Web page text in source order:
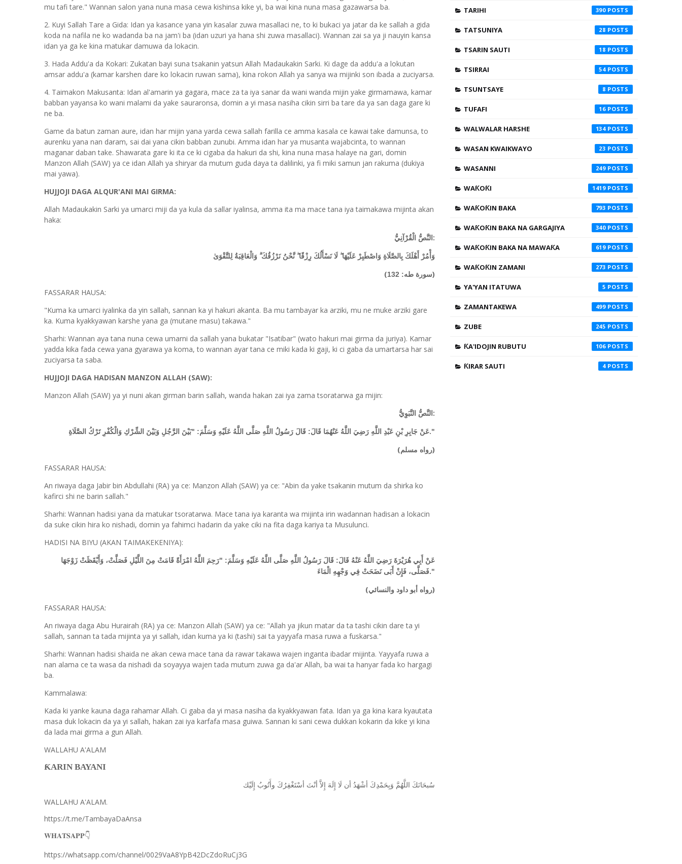
mu tafi tare." Wannan salon yana nuna masa cewa kishinsa kike yi, ba wai kina nuna masa gazawarsa ba.
2. Kuyi Sallah Tare a Gida: Idan ya kasance yana yin kasalar zuwa masallaci ne, to ki bukaci ya jatar da ke sallah a gida
koda na nafila ne ko wadanda ba na jam'i ba (idan uzuri ya hana shi zuwa masallaci). Wannan zai sa ya ji nauyin kansa
idan ya ga ke kina matukar damuwa da lokacin.
3. Hada Addu'a da Kokari: Zukatan bayi suna tsakanin yatsun Allah Madaukakin Sarki. Ki dage da addu'a a lokutan
amsar addu'a (kamar karshen dare ko lokacin ruwan sama), kina rokon Allah ya sanya wa mijinki son ibada a zuciyarsa.
4. Taimakon Makusanta: Idan al'amarin ya gagara, mace za ta iya sanar da wani wanda mijin yake girmamawa, kamar
babban yayansa ko wani malami da yake sauraronsa, domin a yi masa nasiha cikin sirri ba tare da ya san daga gare ki
ne ba.
Game da batun zaman aure, idan har mijin yana yarda cewa sallah farilla ce amma kasala ce kawai take damunsa, to
aurenku yana nan daram, sai dai yana cikin babban zunubi. Amma idan har ya musanta wajabcinta, to wannan
maganar daban take. Shawarata gare ki ita ce ki cigaba da hakuri da shi, kina nuna masa halaye na gari, domin
Manzon Allah (SAW) ya ce idan Allah ya shiryar da mutum guda daya ta dalilinki, ya fi miki samun jan rakuma (dukiya
mai yawa).
HUJJOJI DAGA ALQUR'ANI MAI GIRMA:
Allah Madaukakin Sarki ya umarci miji da ya kula da sallar iyalinsa, amma ita ma mace tana iya taimakawa mijinta akan
haka:
النَّصُّ الْقُرْآنِيُّ :
وَأْمُرْ أَهْلَكَ بِالصَّلَاةِ وَاصْطَبِرْ عَلَيْهَا ۖ لَا نَسْأَلُكَ رِزْقًا ۖ نَّحْنُ نَرْزُقُكَ ۗ وَالْعَاقِبَةُ لِلتَّقْوَىٰ
( سورة طه: 132)
FASSARAR HAUSA:
"Kuma ka umarci iyalinka da yin sallah, sannan ka yi hakuri akanta. Ba mu tambayar ka arziki, mu ne muke arziki gare
ka. Kuma kyakkyawan karshe yana ga (mutane masu) takawa."
Sharhi: Wannan aya tana nuna cewa umarni da sallah yana bukatar "Isatibar" (wato hakuri mai girma da juriya). Kamar
yadda kika fada cewa yana gyarawa ya koma, to wannan ayar tana ce miki kada ki gaji, ki ci gaba da umartarsa har sai
zuciyarsa ta saba.
HUJJOJI DAGA HADISAN MANZON ALLAH (SAW):
Manzon Allah (SAW) ya yi nuni akan girman barin sallah, wanda hakan zai iya zama tsoratarwa ga mijin:
النَّصُّ النَّبَوِيُّ :
عَنْ جَابِرِ بْنِ عَبْدِ اللَّهِ رَضِيَ اللَّهُ عَنْهُمَا قَالَ: قَالَ رَسُولُ اللَّهِ صَلَّى اللَّهُ عَلَيْهِ وَسَلَّمَ: "بَيْنَ الرَّجُلِ وَبَيْنَ الشِّرْكِ وَالْكُفْرِ تَرْكُ الصَّلَاةِ."
(رواه مسلم)
FASSARAR HAUSA:
An riwaya daga Jabir bin Abdullahi (RA) ya ce: Manzon Allah (SAW) ya ce: "Abin da yake tsakanin mutum da shirka ko
kafirci shi ne barin sallah."
Sharhi: Wannan hadisi yana da matukar tsoratarwa. Mace tana iya karanta wa mijinta irin wadannan hadisan a lokacin
da suke cikin hira ko nishadi, domin ya fahimci hadarin da yake ciki na fita daga kariya ta Musulunci.
HADISI NA BIYU (AKAN TAIMAKEKENIYA):
عَنْ أَبِي هُرَيْرَةَ رَضِيَ اللَّهُ عَنْهُ قَالَ: قَالَ رَسُولُ اللَّهِ صَلَّى اللَّهُ عَلَيْهِ وَسَلَّمَ: "رَحِمَ اللَّهُ امْرَأَةً قَامَتْ مِنَ اللَّيْلِ فَصَلَّتْ، وَأَيْقَظَتْ زَوْجَهَا
فَصَلَّى، فَإِنْ أَبَى نَضَحَتْ فِي وَجْهِهِ الْمَاءَ."
(رواه أبو داود والنسائي)
FASSARAR HAUSA:
An riwaya daga Abu Hurairah (RA) ya ce: Manzon Allah (SAW) ya ce: "Allah ya jikun matar da ta tashi cikin dare ta yi
sallah, sannan ta tada mijinta ya yi sallah, idan kuma ya ki (tashi) sai ta yayyafa masa ruwa a fuskarsa."
Sharhi: Wannan hadisi shaida ne akan cewa mace tana da rawar takawa wajen inganta ibadar mijinta. Yayyafa ruwa a
nan alama ce ta wasa da nishadi da soyayya wajen tada mutum zuwa ga da'ar Allah, ba wai ta hanyar fada ko hargagi
ba.
Kammalawa:
Kada ki yanke kauna daga rahamar Allah. Ci gaba da yi masa nasiha da kyakkyawan fata. Idan ya ga kina kara kyautata
masa duk lokacin da ya yi sallah, hakan zai iya karfafa masa guiwa. Sannan ki sani cewa dukkan kokarin da kike yi kina
da lada mai girma a gun Allah.
WALLAHU A'ALAM
ƘARIN BAYANI
ﺳُﺒﺤَﺎﻧَﻚَ ﺍﻟﻠَّﻬُﻢَّ ﻭَﺑِﺤَﻤْﺪِﻙَ ﺃﺷْﻬَﺪُ ﺃﻥ ﻟَﺎ ﺇِﻟَﻪَ ﺇِﻻَّ ﺃﻧْﺖَ ﺃﺳْﺘَﻐْﻔِﺮُﻙَ ﻭﺃَﺗُﻮﺏُ ﺇِﻟَﻴْﻚ
WALLAHU A'ALAM.
https://t.me/TambayaDaAnsa
𝐖𝐇𝐀𝐓𝐒𝐀𝐏𝐏👇
https://whatsapp.com/channel/0029VaA8YpB42DcZdoRuCj3G
TARIHI 390
TATSUNIYA 28
TSARIN SAUTI 18
TSIRRAI 54
TSUNTSAYE 8
TUFAFI 16
WALWALAR HARSHE 134
WASAN KWAIKWAYO 23
WASANNI 249
WAƘOƘI 1419
WAƘOƘIN BAKA 793
WAƘOƘIN BAKA NA GARGAJIYA 340
WAƘOƘIN BAKA NA MAWAƘA 619
WAƘOƘIN ZAMANI 273
YA'YAN ITATUWA 5
ZAMANTAKEWA 499
ZUBE 245
ƘA'IDOJIN RUBUTU 106
ƘIRAR SAUTI 4